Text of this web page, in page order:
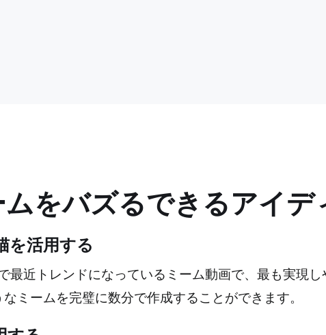
ムをバズるできるアイデ
を活用する
最近トレンドになっているミーム動画で、最も実現し
ミームを完璧に数分で作成することができます。